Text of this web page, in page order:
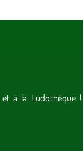
et à la Ludothèque